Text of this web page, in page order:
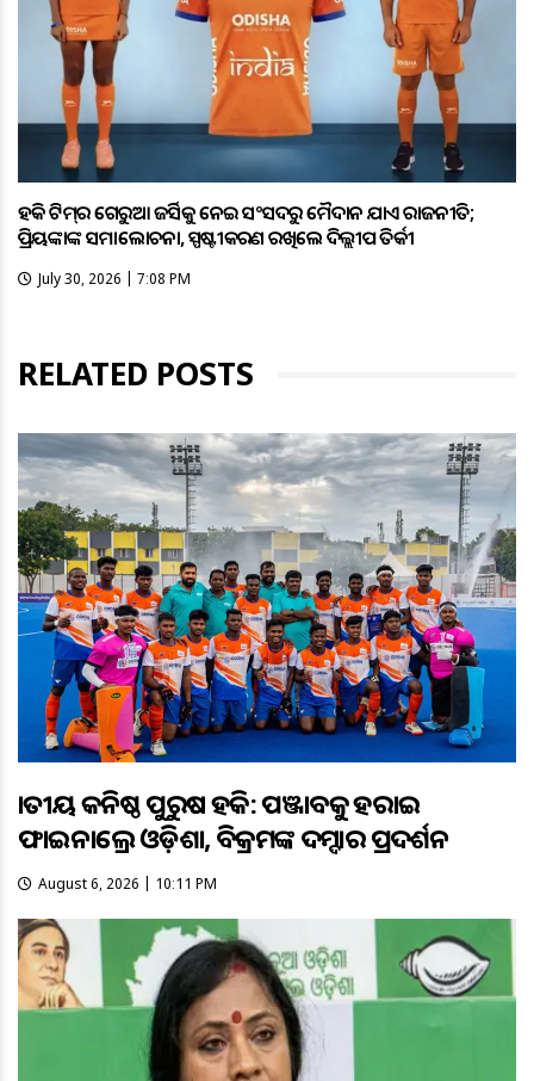
ହକି ଟିମ୍‌ର ଗେରୁଆ ଜର୍ସିକୁ ନେଇ ସଂସଦରୁ ମୈଦାନ ଯାଏଁ ରାଜନୀତି;
ପ୍ରିୟଙ୍କାଙ୍କ ସମାଲୋଚନା, ସ୍ପଷ୍ଟୀକରଣ ରଖିଲେ ଦିଲ୍ଲୀପ ତିର୍କୀ
July 30, 2026 | 7:08 PM
RELATED POSTS
ଜାତୀୟ କନିଷ୍ଠ ପୁରୁଷ ହକି: ପଞ୍ଜାବକୁ ହରାଇ
ଫାଇନାଲ୍ରେ ଓଡ଼ିଶା, ବିକ୍ରମଙ୍କ ଦମ୍ଦାର ପ୍ରଦର୍ଶନ
August 6, 2026 | 10:11 PM